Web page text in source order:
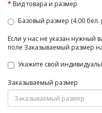
Вид товара и размер
Базовый размер (4.00 бел.
Если у нас не указан
поле Заказываемый размер
Укажите свой
Заказываемый размер